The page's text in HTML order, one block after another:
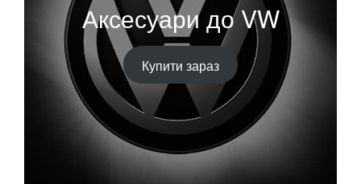
Аксесуари до VW
Купити зараз